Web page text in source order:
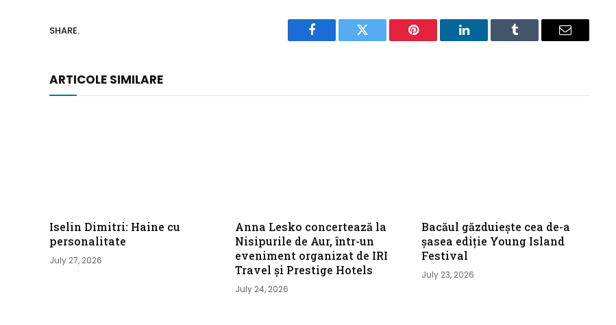
SHARE.
Facebook Twitter Pinterest LinkedIn Tumblr Email
ARTICOLE SIMILARE
Iselin Dimitri: Haine cu
personalitate
July 27, 2026
Anna Lesko concertează la
Nisipurile de Aur, într-un
eveniment organizat de IRI
Travel și Prestige Hotels
July 24, 2026
Bacăul găzduiește cea de-a
șasea ediție Young Island
Festival
July 23, 2026